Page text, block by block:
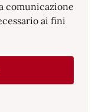
comunicazione
ai fini